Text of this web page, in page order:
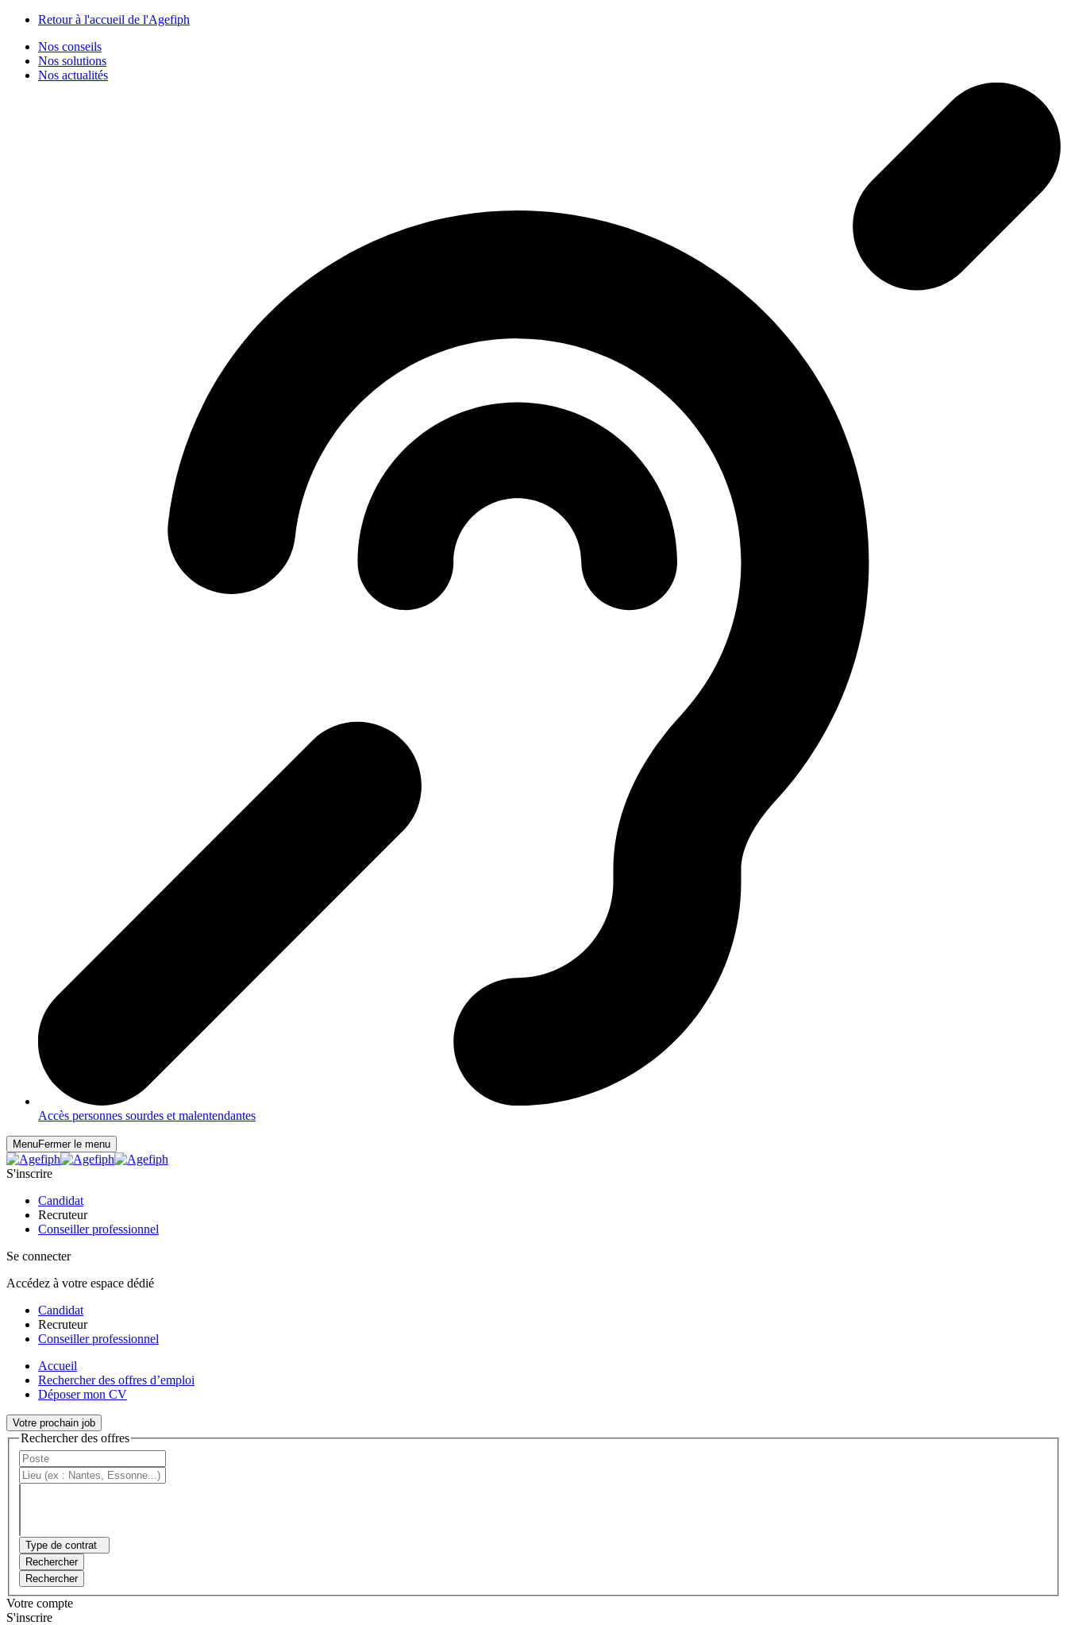
Retour à l'accueil de l'Agefiph
Nos conseils
Nos solutions
Nos actualités
Accès personnes sourdes et malentendantes
MenuFermer le menu
S'inscrire
Candidat
Recruteur
Conseiller professionnel
Se connecter
Accédez à votre espace dédié
Candidat
Recruteur
Conseiller professionnel
Accueil
Rechercher des offres d’emploi
Déposer mon CV
Votre prochain job
Rechercher des offres
Type de contrat
Rechercher
Rechercher
Votre compte
S'inscrire